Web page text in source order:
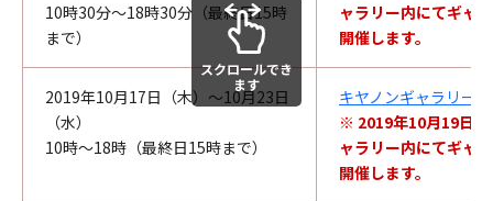
10時30分～18時30分（最終日15時
まで）
ャラリー内にてギャ
開催します。
2019年10月17日（木）～10月23日
（水）
10時～18時（最終日15時まで）
キヤノンギャラリー
※ 2019年10月19日
ャラリー内にてギャ
開催します。
スクロールでき
ます